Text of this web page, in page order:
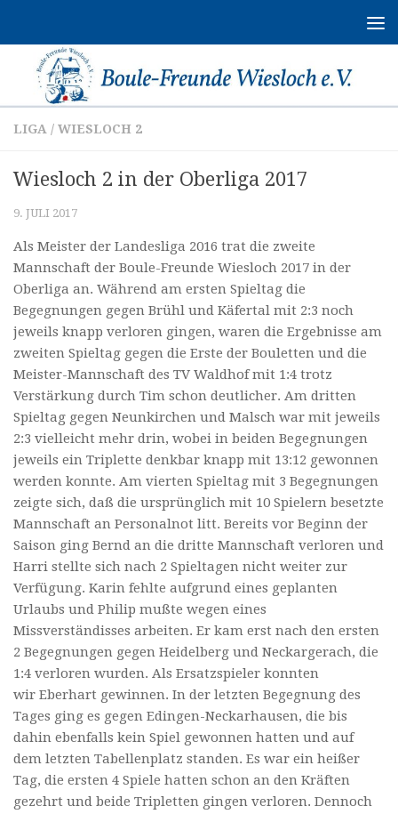
LIGA / WIESLOCH 2
Wiesloch 2 in der Oberliga 2017
9. JULI 2017
Als Meister der Landesliga 2016 trat die zweite
Mannschaft der Boule-Freunde Wiesloch 2017 in der
Oberliga an. Während am ersten Spieltag die
Begegnungen gegen Brühl und Käfertal mit 2:3 noch
jeweils knapp verloren gingen, waren die Ergebnisse am
zweiten Spieltag gegen die Erste der Bouletten und die
Meister-Mannschaft des TV Waldhof mit 1:4 trotz
Verstärkung durch Tim schon deutlicher. Am dritten
Spieltag gegen Neunkirchen und Malsch war mit jeweils
2:3 vielleicht mehr drin, wobei in beiden Begegnungen
jeweils ein Triplette denkbar knapp mit 13:12 gewonnen
werden konnte. Am vierten Spieltag mit 3 Begegnungen
zeigte sich, daß die ursprünglich mit 10 Spielern besetzte
Mannschaft an Personalnot litt. Bereits vor Beginn der
Saison ging Bernd an die dritte Mannschaft verloren und
Harri stellte sich nach 2 Spieltagen nicht weiter zur
Verfügung. Karin fehlte aufgrund eines geplanten
Urlaubs und Philip mußte wegen eines
Missverständisses arbeiten. Er kam erst nach den ersten
2 Begegnungen gegen Heidelberg und Neckargerach, die
1:4 verloren wurden. Als Ersatzspieler konnten
wir Eberhart gewinnen. In der letzten Begegnung des
Tages ging es gegen Edingen-Neckarhausen, die bis
dahin ebenfalls kein Spiel gewonnen hatten und auf
dem letzten Tabellenplatz standen. Es war ein heißer
Tag, die ersten 4 Spiele hatten schon an den Kräften
gezehrt und beide Tripletten gingen verloren. Dennoch